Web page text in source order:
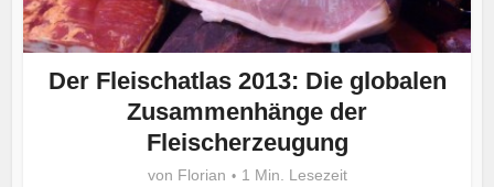
Der Fleischatlas 2013: Die globalen
Zusammenhänge der
Fleischerzeugung
von Florian
1 Min. Lesezeit